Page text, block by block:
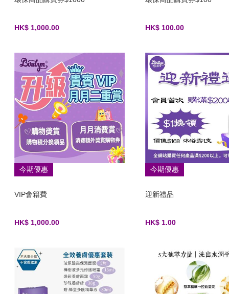
HK$ 1,000.00 HK$ 100.00
今期優惠
VIP會籍費
HK$ 1,000.00
今期優惠
迎新禮品
HK$ 1.00